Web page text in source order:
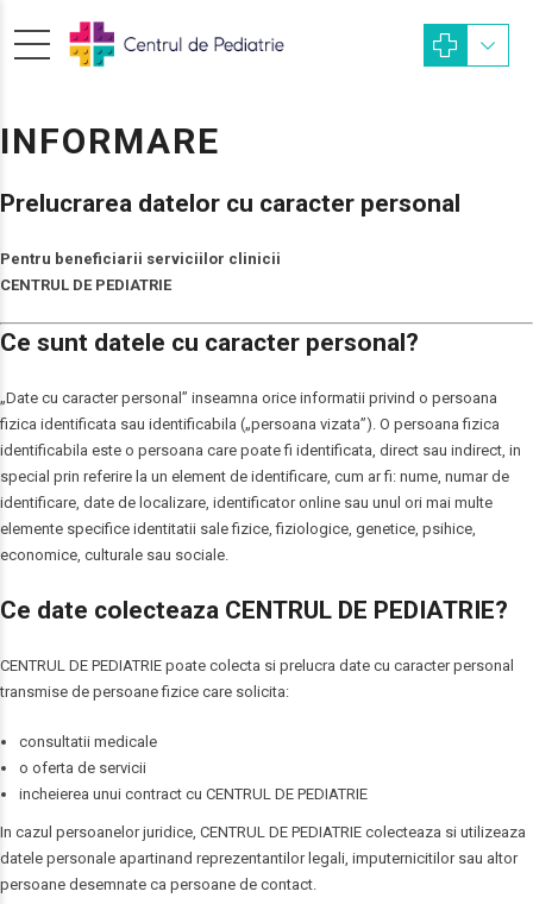
INFORMARE
Prelucrarea datelor cu caracter personal
Pentru beneficiarii serviciilor clinicii
CENTRUL DE PEDIATRIE
Ce sunt datele cu caracter personal?
„Date cu caracter personal” inseamna orice informatii privind o persoana
fizica identificata sau identificabila („persoana vizata”). O persoana fizica
identificabila este o persoana care poate fi identificata, direct sau indirect, in
special prin referire la un element de identificare, cum ar fi: nume, numar de
identificare, date de localizare, identificator online sau unul ori mai multe
elemente specifice identitatii sale fizice, fiziologice, genetice, psihice,
economice, culturale sau sociale.
Ce date colecteaza CENTRUL DE PEDIATRIE?
CENTRUL DE PEDIATRIE poate colecta si prelucra date cu caracter personal
transmise de persoane fizice care solicita:
consultatii medicale
o oferta de servicii
incheierea unui contract cu CENTRUL DE PEDIATRIE
In cazul persoanelor juridice, CENTRUL DE PEDIATRIE colecteaza si utilizeaza
datele personale apartinand reprezentantilor legali, imputernicitilor sau altor
persoane desemnate ca persoane de contact.